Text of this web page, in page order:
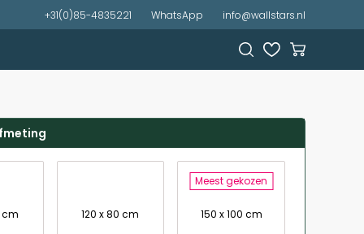
+31(0)85-4835221 WhatsApp info@wallstars.nl
cm 120 x 80 cm
Meest gekozen
150 x 100 cm